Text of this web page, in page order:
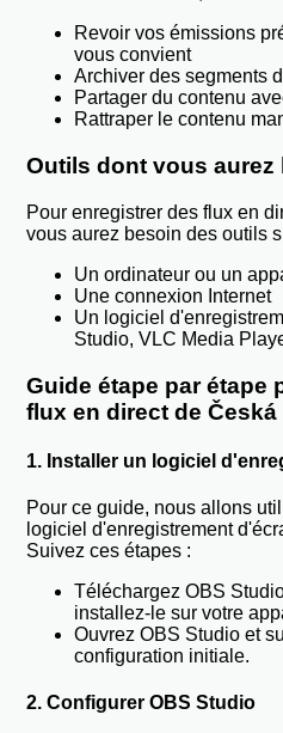
Revoir vos émissions
vous convient
Archiver des segments
Partager du contenu
Rattraper le contenu
Outils dont vous aurez
Pour enregistrer des flux en
vous aurez besoin des outils
Un ordinateur ou un
Une connexion Internet
Un logiciel
Studio, VLC Media
Guide étape par étape
flux en direct de Česká
1. Installer un logiciel
Pour ce guide, nous allons
logiciel d'enregistrement
Suivez ces étapes :
Téléchargez OBS
installez-le sur votre
Ouvrez OBS Studio et
configuration initiale.
2. Configurer OBS Studio